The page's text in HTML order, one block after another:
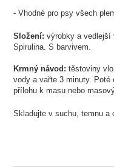
- Vhodné pro psy všech
Složení: výrobky a vedlejší
Spirulina. S barvivem.
Krmný návod: těstoviny
vody a vařte 3 minuty.
přílohu k masu nebo
Skladujte v suchu, temnu a